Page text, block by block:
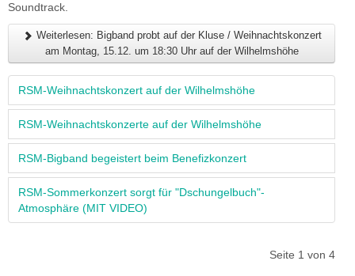
Soundtrack.
Weiterlesen: Bigband probt auf der Kluse / Weihnachtskonzert
am Montag, 15.12. um 18:30 Uhr auf der Wilhelmshöhe
RSM-Weihnachtskonzert auf der Wilhelmshöhe
RSM-Weihnachtskonzerte auf der Wilhelmshöhe
RSM-Bigband begeistert beim Benefizkonzert
RSM-Sommerkonzert sorgt für "Dschungelbuch"-
Atmosphäre (MIT VIDEO)
Seite 1 von 4